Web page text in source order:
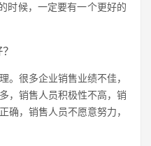
时候，一定要有一个更好的
。很多企业销售业绩不佳，
，销售人员积极性不高，销
确，销售人员不愿意努力，